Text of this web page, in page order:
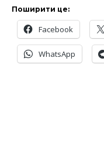
Поширити це:
Facebook
WhatsApp